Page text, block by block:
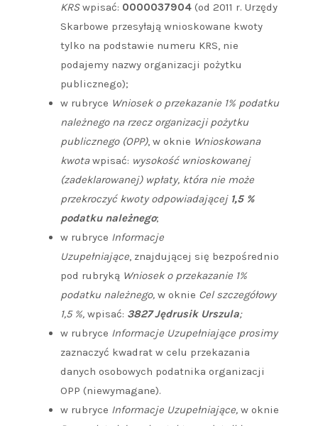
KRSwpisać: 0000037904 (od 2011 r. Urzędy
Skarbowe przesyłają wnioskowane kwoty
tylko na podstawie numeru KRS, nie
podajemy nazwy organizacji pożytku
publicznego);
w rubryce Wniosek o przekazanie 1% podatku
należnego na rzecz organizacji pożytku
publicznego (OPP), w oknie Wnioskowana
kwotawpisać: wysokość wnioskowanej
(zadeklarowanej) wpłaty, która nie może
przekroczyć kwoty odpowiadającej 1,5 %
podatku należnego;
w rubryce Informacje
Uzupełniające, znajdującej się bezpośrednio
pod rubryką Wniosek o przekazanie 1%
podatku należnego, w oknie Cel szczegółowy
1,5 %, wpisać: 3827 Jędrusik Urszula;
w rubryce Informacje Uzupełniające prosimy
zaznaczyć kwadrat w celu przekazania
danych osobowych podatnika organizacji
OPP (niewymagane).
w rubryce Informacje Uzupełniające, w oknie